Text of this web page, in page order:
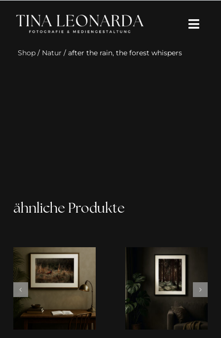
Inhalt
springen
Über mich
Shop/ Natur / after the rain, the forest whispers
ähnliche Produkte